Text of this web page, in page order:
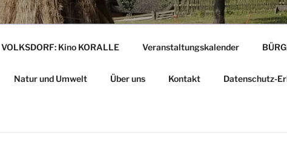
VOLKSDORF: Kino KORALLE Veranstaltungskalender
Natur und Umwelt Über uns Kontakt Datenschutz-